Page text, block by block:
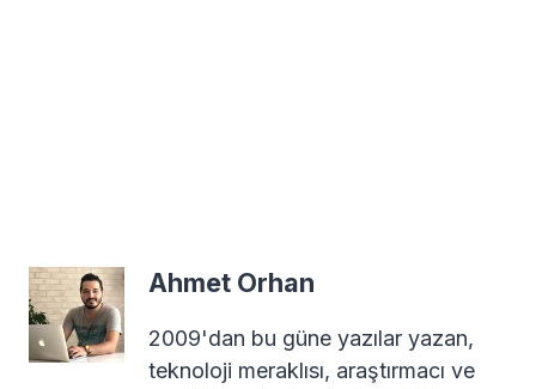
Ahmet Orhan
2009'dan bu güne yazılar yazan,
teknoloji meraklısı, araştırmacı ve